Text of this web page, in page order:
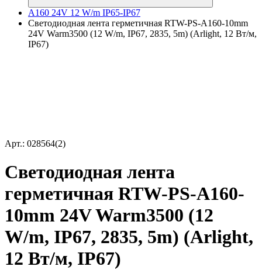
A160 24V 12 W/m IP65-IP67
Светодиодная лента герметичная RTW-PS-A160-10mm
24V Warm3500 (12 W/m, IP67, 2835, 5m) (Arlight, 12 Вт/м,
IP67)
Арт.: 028564(2)
Светодиодная лента
герметичная RTW-PS-A160-
10mm 24V Warm3500 (12
W/m, IP67, 2835, 5m) (Arlight,
12 Вт/м, IP67)